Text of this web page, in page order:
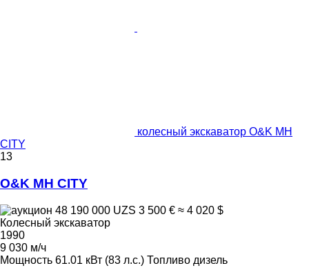
колесный экскаватор O&K MH
CITY
13
O&K MH CITY
48 190 000 UZS 3 500 € ≈ 4 020 $
Колесный экскаватор
1990
9 030 м/ч
Мощность 61.01 кВт (83 л.с.) Топливо дизель